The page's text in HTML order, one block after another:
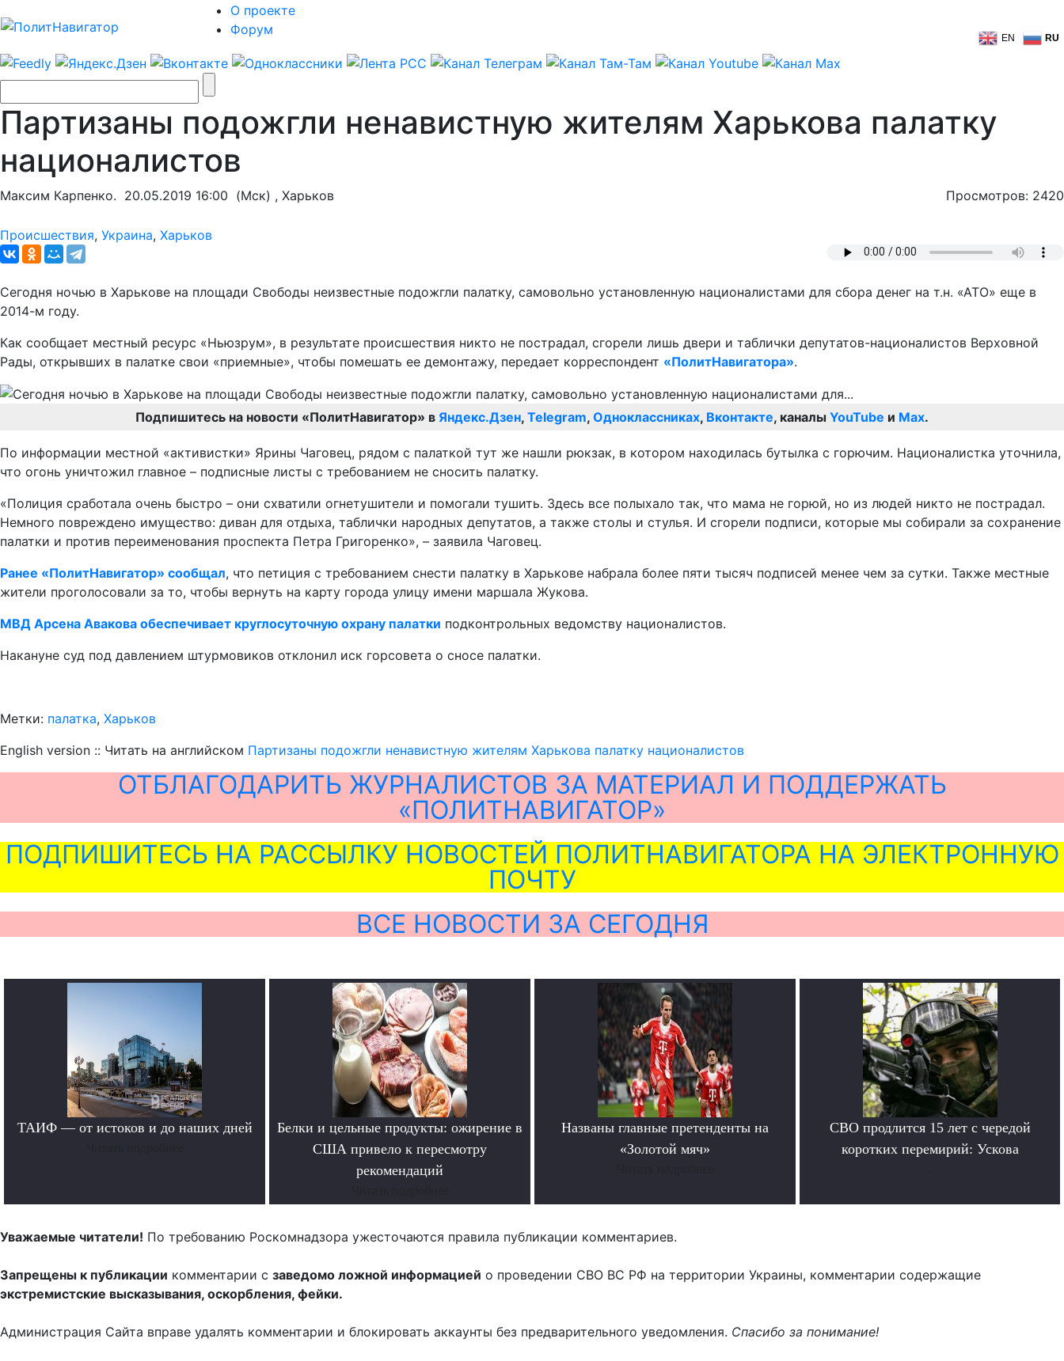
О проекте
Форум
EN RU
Партизаны подожгли ненавистную жителям Харькова палатку
националистов
Максим Карпенко. 20.05.2019 16:00 (Мск) , Харьков Просмотров: 2420
Происшествия, Украина, Харьков
Сегодня ночью в Харькове на площади Свободы неизвестные подожгли палатку, самовольно установленную националистами для сбора денег на т.н. «АТО» еще в
2014-м году.
Как сообщает местный ресурс «Ньюзрум», в результате происшествия никто не пострадал, сгорели лишь двери и таблички депутатов-националистов Верховной
Рады, открывших в палатке свои «приемные», чтобы помешать ее демонтажу, передает корреспондент «ПолитНавигатора».
Подпишитесь на новости «ПолитНавигатор» в Яндекс.Дзен, Telegram, Одноклассниках, Вконтакте, каналы YouTube и Max.
По информации местной «активистки» Ярины Чаговец, рядом с палаткой тут же нашли рюкзак, в котором находилась бутылка с горючим. Националистка уточнила,
что огонь уничтожил главное – подписные листы с требованием не сносить палатку.
«Полиция сработала очень быстро – они схватили огнетушители и помогали тушить. Здесь все полыхало так, что мама не горюй, но из людей никто не пострадал.
Немного повреждено имущество: диван для отдыха, таблички народных депутатов, а также столы и стулья. И сгорели подписи, которые мы собирали за сохранение
палатки и против переименования проспекта Петра Григоренко», – заявила Чаговец.
Ранее «ПолитНавигатор» сообщал, что петиция с требованием снести палатку в Харькове набрала более пяти тысяч подписей менее чем за сутки. Также местные
жители проголосовали за то, чтобы вернуть на карту города улицу имени маршала Жукова.
МВД Арсена Авакова обеспечивает круглосуточную охрану палатки подконтрольных ведомству националистов.
Накануне суд под давлением штурмовиков отклонил иск горсовета о сносе палатки.
Метки: палатка, Харьков
English version :: Читать на английском Партизаны подожгли ненавистную жителям Харькова палатку националистов
ОТБЛАГОДАРИТЬ ЖУРНАЛИСТОВ ЗА МАТЕРИАЛ И ПОДДЕРЖАТЬ
«ПОЛИТНАВИГАТОР»
ПОДПИШИТЕСЬ НА РАССЫЛКУ НОВОСТЕЙ ПОЛИТНАВИГАТОРА НА ЭЛЕКТРОННУЮ
ПОЧТУ
ВСЕ НОВОСТИ ЗА СЕГОДНЯ
ТАИФ — от истоков и до наших дней
Белки и цельные продукты: ожирение в
США привело к пересмотру
рекомендаций
Названы главные претенденты на
«Золотой мяч»
СВО продлится 15 лет с чередой
коротких перемирий: Ускова
Уважаемые читатели! По требованию Роскомнадзора ужесточаются правила публикации комментариев.
Запрещены к публикации комментарии с заведомо ложной информацией о проведении СВО ВС РФ на территории Украины, комментарии содержащие
экстремистские высказывания, оскорбления, фейки.
Администрация Сайта вправе удалять комментарии и блокировать аккаунты без предварительного уведомления. Спасибо за понимание!